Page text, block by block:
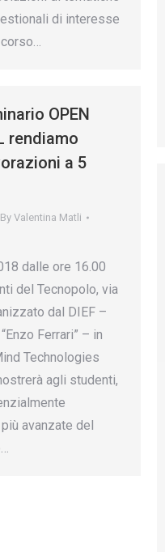
di interesse
OPEN
rendiamo
a 5
By Valentina Matli
dalle ore 16.00
del Tecnopolo, via
dal DIEF –
Ferrari” – in
Technologies
agli studenti,
avanzate del